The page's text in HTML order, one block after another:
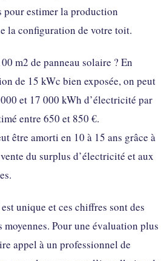
pour estimer la production
la configuration de votre toit.
m2 de panneau solaire ? En
de 15 kWc bien exposée, on peut
et 17 000 kWh d’électricité par
entre 650 et 850 €.
être amorti en 10 à 15 ans grâce à
du surplus d’électricité et aux
unique et ces chiffres sont des
moyennes. Pour une évaluation plus
appel à un professionnel de